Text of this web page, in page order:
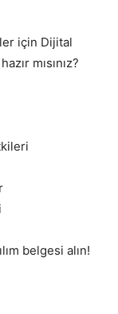
için Dijital
mısınız?
belgesi alın!